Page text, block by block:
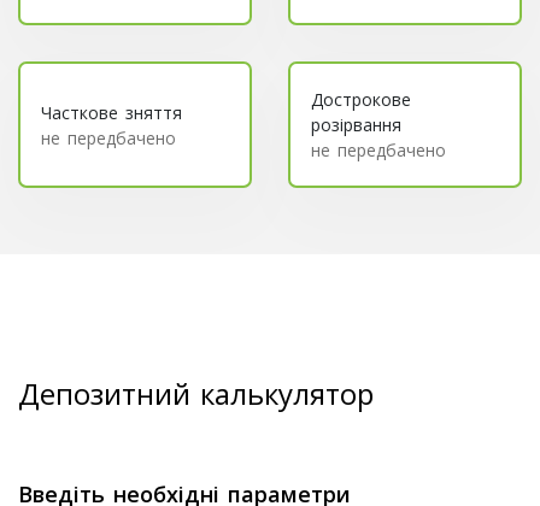
Часткове зняття
не передбачено
Дострокове
розірвання
не передбачено
Депозитний калькулятор
Введіть необхідні параметри